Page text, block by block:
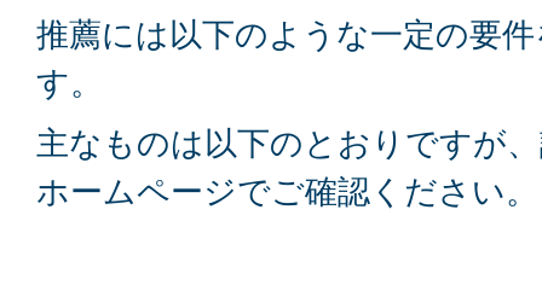
推薦には以下のような一定の要
す。
主なものは以下のとおりですが
ホームページでご確認ください。